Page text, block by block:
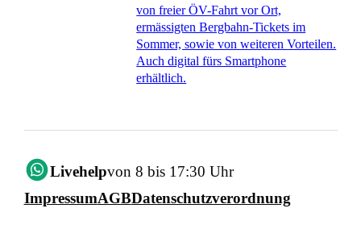
von freier ÖV-Fahrt vor Ort,
ermässigten Bergbahn-Tickets im
Sommer, sowie von weiteren Vorteilen.
Auch digital fürs Smartphone
erhältlich.
Livehelpvon 8 bis 17:30 Uhr
ImpressumAGBDatenschutzverordnung